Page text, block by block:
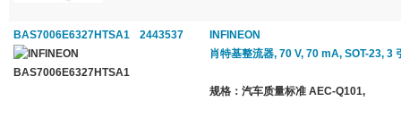
BAS7006E6327HTSA1 2443537
INFINEON
肖特基整流器, 70 V, 70 mA, SOT-23, 3
规格：汽车质量标准 AEC-Q101,